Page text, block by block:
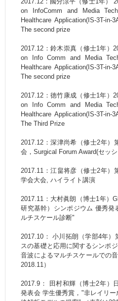
on InfoComm and Media
Healthcare Application(IS-3T-in-
The second prize
2017.12：鈴木崇真（修士1年）
on Info Comm and Media
Healthcare Application(IS-3T-in-
The second prize
2017.12：徳竹康成（修士1年）
on Info Comm and Media
Healthcare Application(IS-3T-in-
The Third Prize
2017.12：深津尚希（修士2年）
会，Surgical Forum Award(セッ
2017.11：江畠将彦（修士2年）
学会大会, ハイライト講演
2017.11：大村眞朗（博士1年）
研究基幹）シンポジウム 優秀
ルチスケール診断"
2017.10： 小川拓朗（学部4年）
スの基礎と応用に関するシンポ
音波によるマルチスケールでの
2018.11）
2017.9： 田村和輝（博士2年）
発表会 学生優秀賞，"非レイリ